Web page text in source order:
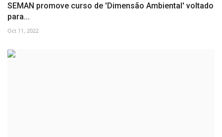
SEMAN promove curso de 'Dimensão Ambiental' voltado
para...
Oct 11, 2022